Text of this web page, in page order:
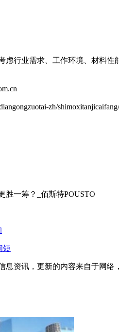
虑行业需求、工作环境、材料
zh/shimoxitanjicaifang/
一筹？_佰斯特POUSTO
短
资讯，更新的内容来自于网